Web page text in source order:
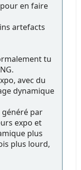
en faire
artefacts
tu
avec du
dynamique
généré par
expo et
plus
plus lourd,